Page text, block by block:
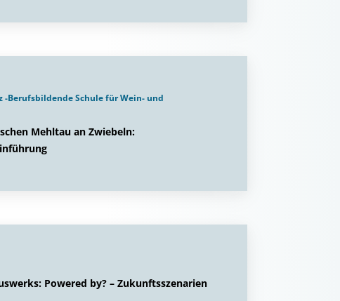
Berufsbildende Schule für Wein- und
Mehltau an Zwiebeln:
Powered by? – Zukunftsszenarien